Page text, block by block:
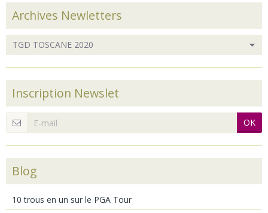
Archives Newletters
Inscription Newslet
OK
Blog
10 trous en un sur le PGA Tour